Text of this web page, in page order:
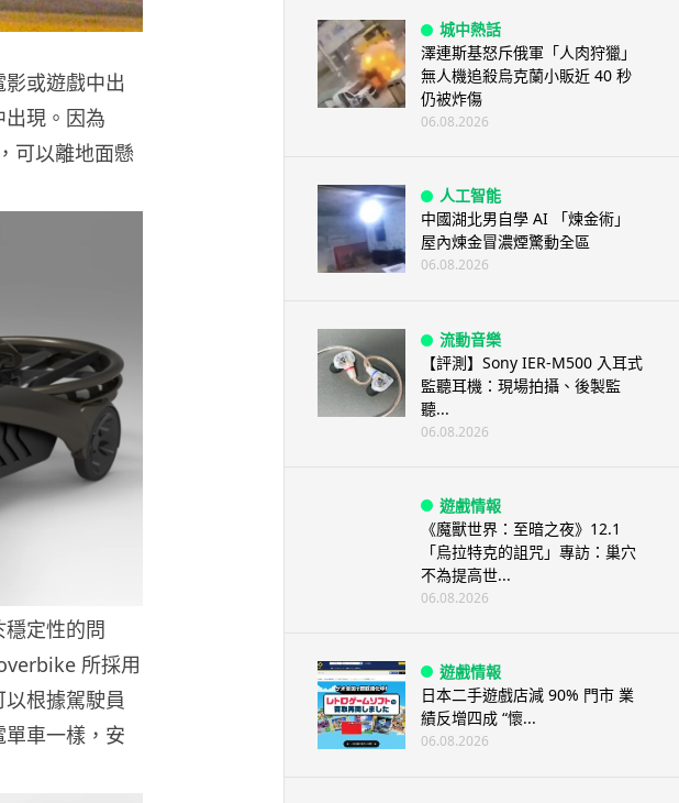
或遊戲中出
現。因為
可以離地面懸
定性的問
所採用
根據駕駛員
車一樣，安
城中熱話
澤連斯基怒斥俄軍「人肉狩獵」
無人機追殺烏克蘭小販近 40 秒
仍被炸傷
06.08.2026
人工智能
中國湖北男自學 AI 「煉金術」
屋內煉金冒濃煙驚動全區
06.08.2026
流動音樂
【評測】Sony IER-M500 入耳式
監聽耳機：現場拍攝、後製監
聽...
06.08.2026
遊戲情報
《魔獸世界：至暗之夜》12.1
「烏拉特克的詛咒」專訪：巢穴
不為提高世...
06.08.2026
遊戲情報
日本二手遊戲店減 90% 門市 業
績反增四成 “懷...
06.08.2026